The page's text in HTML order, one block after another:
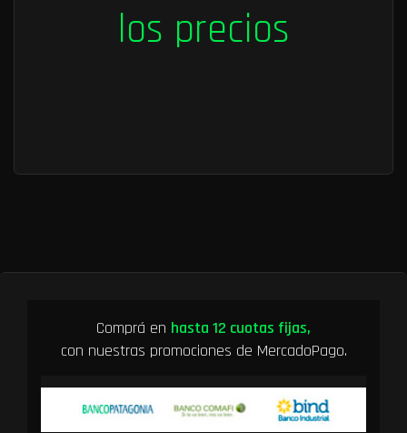
los precios
Comprá en hasta 12 cuotas fijas,
con nuestras promociones de MercadoPago.